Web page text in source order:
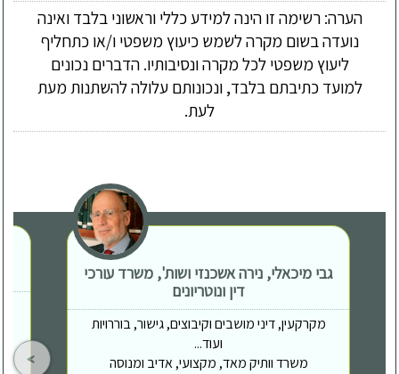
הערה: רשימה זו הינה למידע כללי וראשוני בלבד ואינה
נועדה בשום מקרה לשמש כיעוץ משפטי ו/או כתחליף
ליעוץ משפטי לכל מקרה ונסיבותיו. הדברים נכונים
למועד כתיבתם בלבד, ונכונותם עלולה להשתנות מעת
לעת.
גבי מיכאלי, נירה אשכנזי ושות', משרד עורכי
דין ונוטריונים
מקרקעין, דיני מושבים וקיבוצים, גישור, בוררויות
ועוד...
משרד וותיק מאד, מקצועי, אדיב ומנוסה